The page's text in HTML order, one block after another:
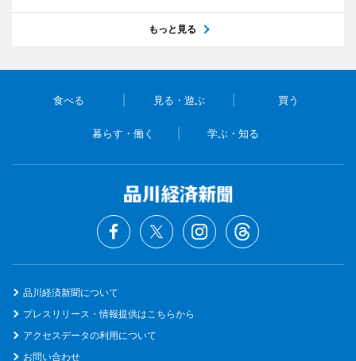
もっと見る
食べる 見る・遊ぶ 買う
暮らす・働く 学ぶ・知る
品川経済新聞について
プレスリリース・情報提供はこちらから
アクセスデータの利用について
お問い合わせ